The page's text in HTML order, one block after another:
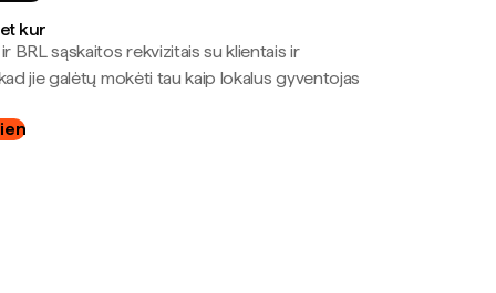
kur
ir BRL sąskaitos rekvizitais su klientais ir
jie galėtų mokėti tau kaip lokalus gyventojas